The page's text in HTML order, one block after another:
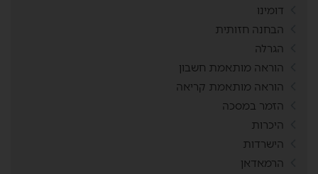
דומינו
הבחנה חזותית
הגרלה
הוראה מותאמת חשבון
הוראה מותאמת קריאה
הזמר במסכה
היכרות
הישרדות
הרמאדאן